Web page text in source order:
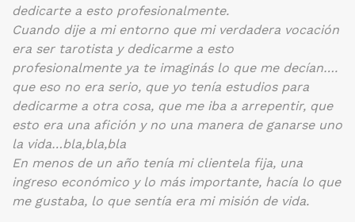
dedicarte a esto profesionalmente.
Cuando dije a mi entorno que mi verdadera vocación
era ser tarotista y dedicarme a esto
profesionalmente ya te imaginás lo que me decían….
que eso no era serio, que yo tenía estudios para
dedicarme a otra cosa, que me iba a arrepentir, que
esto era una afición y no una manera de ganarse uno
la vida…bla,bla,bla
En menos de un año tenía mi clientela fija, una
ingreso económico y lo más importante, hacía lo que
me gustaba, lo que sentía era mi misión de vida.